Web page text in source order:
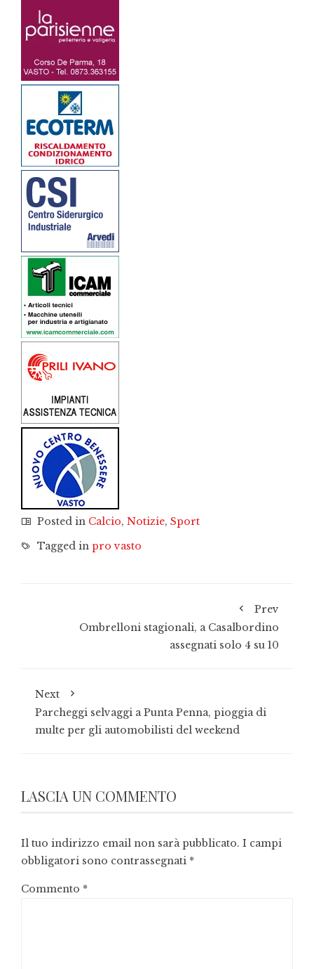
Posted in Calcio, Notizie, Sport
Tagged in pro vasto
Prev
Ombrelloni stagionali, a Casalbordino
assegnati solo 4 su 10
Next
Parcheggi selvaggi a Punta Penna, pioggia di
multe per gli automobilisti del weekend
LASCIA UN COMMENTO
Il tuo indirizzo email non sarà pubblicato. I campi
obbligatori sono contrassegnati *
Commento *